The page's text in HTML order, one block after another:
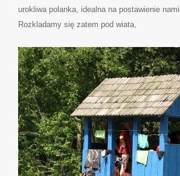
urokliwa polanka, idealna na postawienie
Rozkladamy się zatem pod wiata,